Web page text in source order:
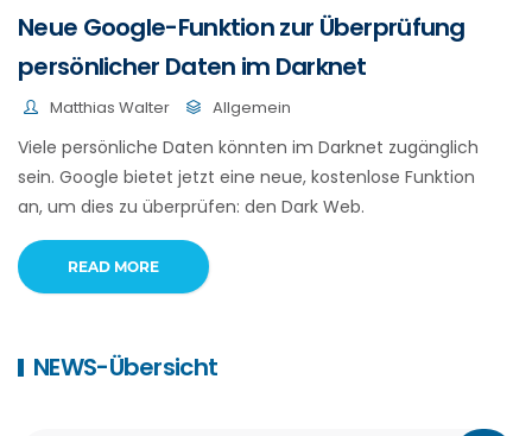
Neue Google-Funktion zur Überprüfung
persönlicher Daten im Darknet
Matthias Walter Allgemein
Viele persönliche Daten könnten im Darknet zugänglich
sein. Google bietet jetzt eine neue, kostenlose Funktion
an, um dies zu überprüfen: den Dark Web.
READ MORE
NEWS-Übersicht